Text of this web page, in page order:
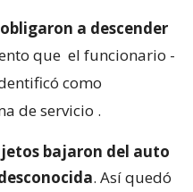
a descender
que el funcionario -
como
de servicio .
bajaron del auto
. Así quedó